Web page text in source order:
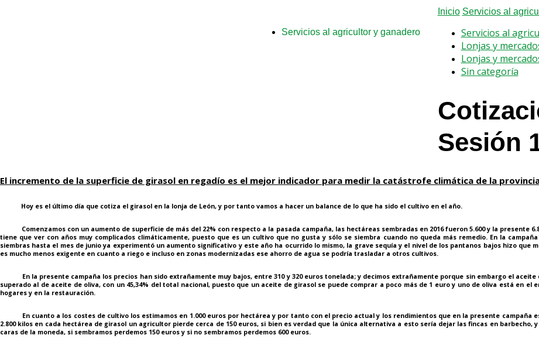
Servicios al agricultor y ganadero
Inicio Servicios al
Servicios al
Lonjas y
Lonjas y
Sin categoría
Sesión
El incremento de la superficie de girasol en regadío es el mejor indicador para medir la catástrofe climática de la
Hoy es el último día que cotiza el girasol en la lonja de León, y por tanto vamos a hacer un balance de lo que ha sido el cultivo en el año.
Comenzamos con un aumento de superficie de más del 22% con respecto a la pasada campaña, las hectáreas sembradas en 2016 fueron 5.600 y la presente
tiene que ver con años muy complicados climáticamente, puesto que es un cultivo que no gusta y sólo se siembra cuando no queda más remedio. En la
siembras hasta el mes de junio ya experimentó un aumento significativo y este año ha ocurrido lo mismo, la grave sequía y el nivel de los pantanos bajos hizo que
es mucho menos exigente en cuanto a riego e incluso en zonas modernizadas ese ahorro de agua se podría trasladar a otros cultivos.
En la presente campaña los precios han sido extrañamente muy bajos, entre 310 y 320 euros tonelada; y decimos extrañamente porque sin embargo el aceite
superado al de aceite de oliva, con un 45,34% del total nacional, puesto que un aceite de girasol se puede comprar a poco más de 1 euro y uno de oliva está en
hogares y en la restauración.
En cuanto a los costes de cultivo los estimamos en 1.000 euros por hectárea y por tanto con el precio actual y los rendimientos que en la presente campaña
2.800 kilos en cada hectárea de girasol un agricultor pierde cerca de 150 euros, si bien es verdad que la única alternativa a esto sería dejar las fincas en
caras de la moneda, si sembramos perdemos 150 euros y si no sembramos perdemos 600 euros.